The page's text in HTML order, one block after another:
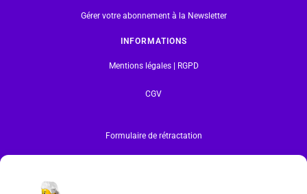
Gérer votre abonnement à la Newsletter
INFORMATIONS
Mentions légales | RGPD
CGV
Formulaire de rétractation
en restent les propriétaires. Tous droits réservés.